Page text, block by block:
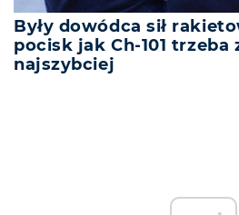
Były dowódca sił
pocisk jak Ch-101
najszybciej